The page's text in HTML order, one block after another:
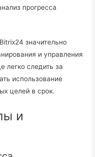
прогресса
значительно
и управления
легко следить за
использование
целей в срок.
и